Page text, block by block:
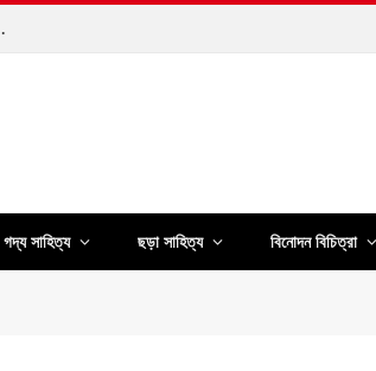
ভিত্তিতে আবশ্যক…
গদ্য সাহিত্য ছড়া সাহিত্য বিনোদন বিচিত্রা